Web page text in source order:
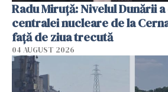
Radu Miruţă: Nivelul Dunării
centralei nucleare de la
faţă de ziua trecută
04 AUGUST 2026